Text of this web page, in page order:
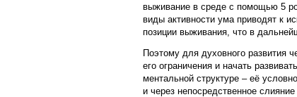
выживание в среде с помощью 5
виды активности ума приводят к
позиции выживания, что в
Поэтому для духовного развития
его ограничения и начать
ментальной структуре – её
и через непосредственное